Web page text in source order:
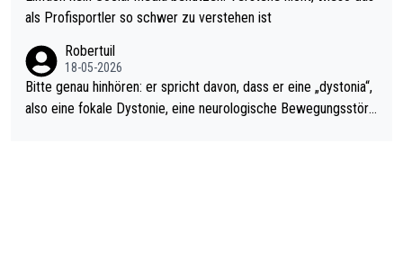
rovoziert hat. Und Littlers Mutter schießt öfters mal gegen Ric
als Profisportler so schwer zu verstehen ist
Robertuil
18-05-2026
Bitte genau hinhören: er spricht davon, dass er eine „dystonia“,
also eine fokale Dystonie, eine neurologische Bewegungsstöru